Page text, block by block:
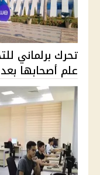
تحرك برلماني
علم أصحابها